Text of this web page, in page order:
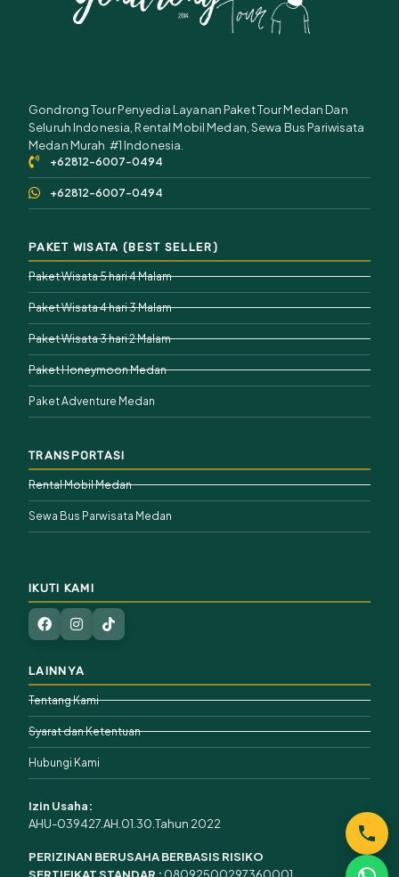
Gondrong Tour Penyedia Layanan Paket Tour Medan Dan
Seluruh Indonesia, Rental Mobil Medan, Sewa Bus Pariwisata
Medan Murah #1 Indonesia.
+62812-6007-0494
+62812-6007-0494
PAKET WISATA (BEST SELLER)
Paket Wisata 5 hari 4 Malam
Paket Wisata 4 hari 3 Malam
Paket Wisata 3 hari 2 Malam
Paket Honeymoon Medan
Paket Adventure Medan
TRANSPORTASI
Rental Mobil Medan
Sewa Bus Parwisata Medan
IKUTI KAMI
LAINNYA
Tentang Kami
Syarat dan Ketentuan
Hubungi Kami
Izin Usaha:
AHU-039427.AH.01.30.Tahun 2022
PERIZINAN BERUSAHA BERBASIS RISIKO
SERTIFIKAT STANDAR : 08092500297360001